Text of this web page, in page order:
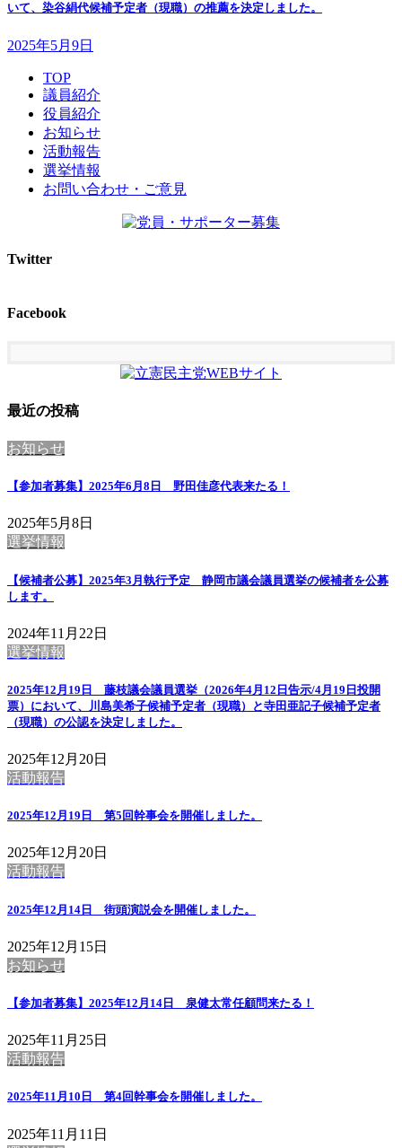
いて、染谷絹代候補予定者（現職）の推薦を決定しました。
2025年5月9日
TOP
議員紹介
役員紹介
お知らせ
活動報告
選挙情報
お問い合わせ・ご意見
Twitter
Facebook
最近の投稿
お知らせ
【参加者募集】2025年6月8日 野田佳彦代表来たる！
2025年5月8日
選挙情報
【候補者公募】2025年3月執行予定 静岡市議会議員選挙の候補者を公募
します。
2024年11月22日
選挙情報
2025年12月19日 藤枝議会議員選挙（2026年4月12日告示/4月19日投開
票）において、川島美希子候補予定者（現職）と寺田亜記子候補予定者
（現職）の公認を決定しました。
2025年12月20日
活動報告
2025年12月19日 第5回幹事会を開催しました。
2025年12月20日
活動報告
2025年12月14日 街頭演説会を開催しました。
2025年12月15日
お知らせ
【参加者募集】2025年12月14日 泉健太常任顧問来たる！
2025年11月25日
活動報告
2025年11月10日 第4回幹事会を開催しました。
2025年11月11日